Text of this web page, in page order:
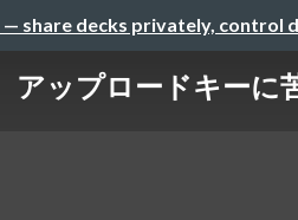
— share decks privately, control
アップロードキーに